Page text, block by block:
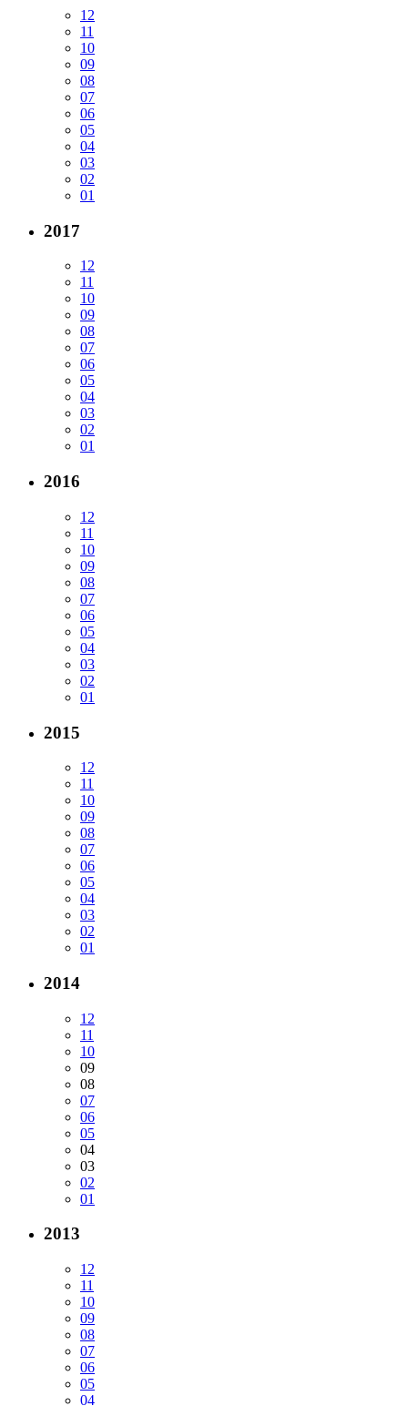
12
11
10
09
08
07
06
05
04
03
02
01
2017
12
11
10
09
08
07
06
05
04
03
02
01
2016
12
11
10
09
08
07
06
05
04
03
02
01
2015
12
11
10
09
08
07
06
05
04
03
02
01
2014
12
11
10
09
08
07
06
05
04
03
02
01
2013
12
11
10
09
08
07
06
05
04